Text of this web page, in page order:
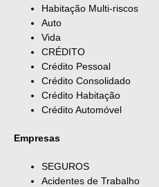
Habitação Multi-riscos
Auto
Vida
CRÉDITO
Crédito Pessoal
Crédito Consolidado
Crédito Habitação
Crédito Automóvel
Empresas
SEGUROS
Acidentes de Trabalho